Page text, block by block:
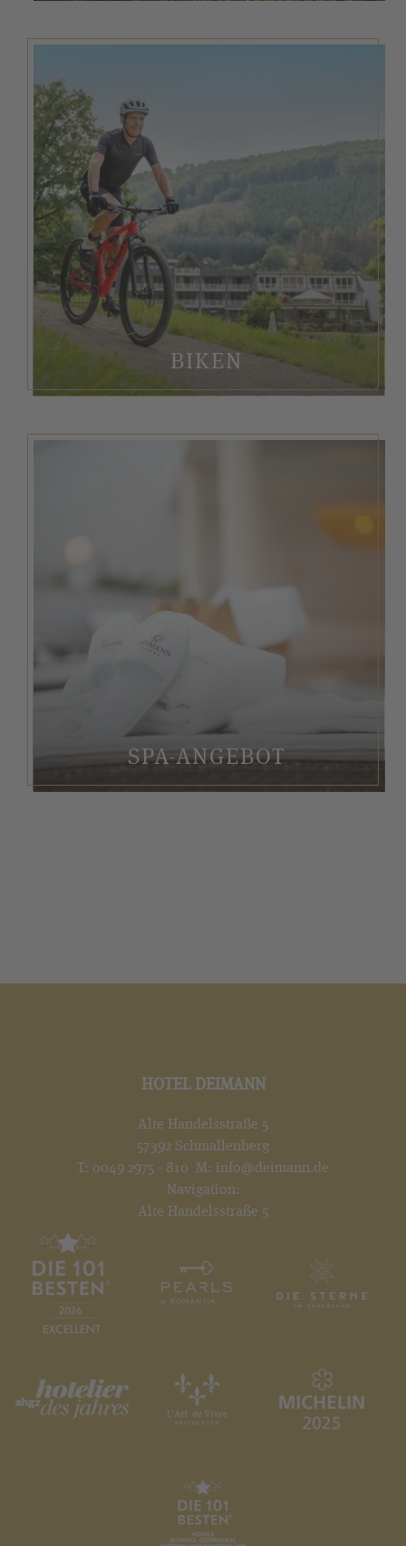
BIKEN
SPA-ANGEBOT
HOTEL DEIMANN
Alte Handelsstraße 5
57392 Schmallenberg
T: 0049 2975 - 810 M: info@deimann.de
Navigation:
Alte Handelsstraße 5